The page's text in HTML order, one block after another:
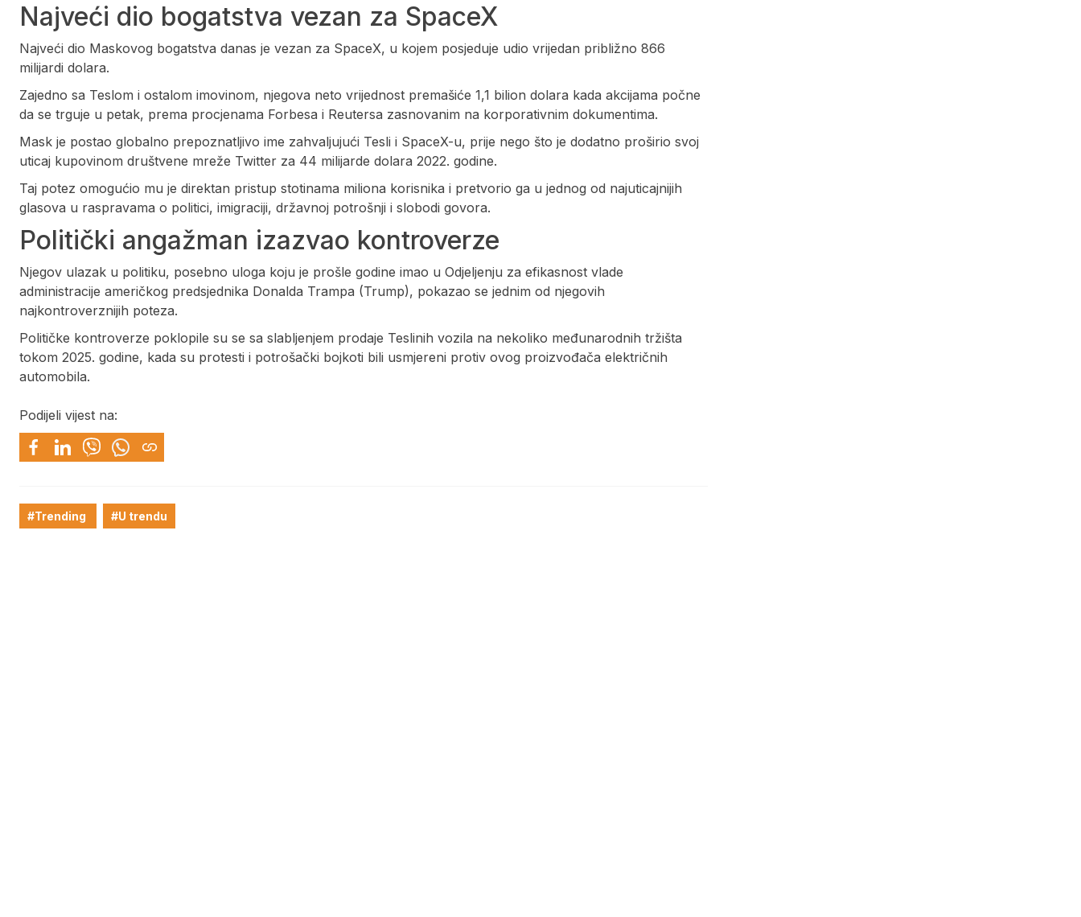
Najveći dio bogatstva vezan za SpaceX
Najveći dio Maskovog bogatstva danas je vezan za SpaceX, u kojem posjeduje udio vrijedan približno 866
milijardi dolara.
Zajedno sa Teslom i ostalom imovinom, njegova neto vrijednost premašiće 1,1 bilion dolara kada akcijama počne
da se trguje u petak, prema procjenama Forbesa i Reutersa zasnovanim na korporativnim dokumentima.
Mask je postao globalno prepoznatljivo ime zahvaljujući Tesli i SpaceX-u, prije nego što je dodatno proširio svoj
uticaj kupovinom društvene mreže Twitter za 44 milijarde dolara 2022. godine.
Taj potez omogućio mu je direktan pristup stotinama miliona korisnika i pretvorio ga u jednog od najuticajnijih
glasova u raspravama o politici, imigraciji, državnoj potrošnji i slobodi govora.
Politički angažman izazvao kontroverze
Njegov ulazak u politiku, posebno uloga koju je prošle godine imao u Odjeljenju za efikasnost vlade
administracije američkog predsjednika Donalda Trampa (Trump), pokazao se jednim od njegovih
najkontroverznijih poteza.
Političke kontroverze poklopile su se sa slabljenjem prodaje Teslinih vozila na nekoliko međunarodnih tržišta
tokom 2025. godine, kada su protesti i potrošački bojkoti bili usmjereni protiv ovog proizvođača električnih
automobila.
Podijeli vijest na:
#Trending #U trendu